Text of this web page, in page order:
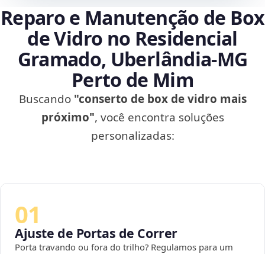
Reparo e Manutenção de Box
de Vidro no Residencial
Gramado, Uberlândia‑MG
Perto de Mim
Buscando "conserto de box de vidro mais
próximo", você encontra soluções
personalizadas:
01
Ajuste de Portas de Correr
Porta travando ou fora do trilho? Regulamos para um